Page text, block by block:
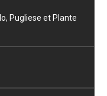
Pugliese et Plante